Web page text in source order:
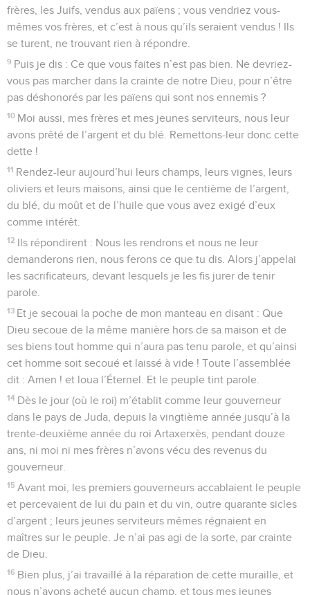
frères, les Juifs, vendus aux païens ; vous vendriez vous-
mêmes vos frères, et c’est à nous qu’ils seraient vendus ! Ils
se turent, ne trouvant rien à répondre.
9 Puis je dis : Ce que vous faites n’est pas bien. Ne devriez-
vous pas marcher dans la crainte de notre Dieu, pour n’être
pas déshonorés par les païens qui sont nos ennemis ?
10 Moi aussi, mes frères et mes jeunes serviteurs, nous leur
avons prêté de l’argent et du blé. Remettons-leur donc cette
dette !
11 Rendez-leur aujourd’hui leurs champs, leurs vignes, leurs
oliviers et leurs maisons, ainsi que le centième de l’argent,
du blé, du moût et de l’huile que vous avez exigé d’eux
comme intérêt.
12 Ils répondirent : Nous les rendrons et nous ne leur
demanderons rien, nous ferons ce que tu dis. Alors j’appelai
les sacrificateurs, devant lesquels je les fis jurer de tenir
parole.
13 Et je secouai la poche de mon manteau en disant : Que
Dieu secoue de la même manière hors de sa maison et de
ses biens tout homme qui n’aura pas tenu parole, et qu’ainsi
cet homme soit secoué et laissé à vide ! Toute l’assemblée
dit : Amen ! et loua l’Éternel. Et le peuple tint parole.
14 Dès le jour (où le roi) m’établit comme leur gouverneur
dans le pays de Juda, depuis la vingtième année jusqu’à la
trente-deuxième année du roi Artaxerxès, pendant douze
ans, ni moi ni mes frères n’avons vécu des revenus du
gouverneur.
15 Avant moi, les premiers gouverneurs accablaient le peuple
et percevaient de lui du pain et du vin, outre quarante sicles
d’argent ; leurs jeunes serviteurs mêmes régnaient en
maîtres sur le peuple. Je n’ai pas agi de la sorte, par crainte
de Dieu.
16 Bien plus, j’ai travaillé à la réparation de cette muraille, et
nous n’avons acheté aucun champ, et tous mes jeunes